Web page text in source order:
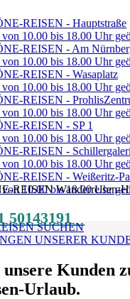
im
Kanada
REISEN - Hauptstraße
von 10.00 bis 18.00 Uhr
REISEN - Am
von 10.00 bis 18.00 Uhr
REISEN - Wasaplatz
von 10.00 bis 18.00 Uhr
REISEN -
von 10.00 bis 18.00 Uhr
REISEN - SP 1
von 10.00 bis 18.00 Uhr
REISEN -
von 10.00 bis 18.00 Uhr
REISEN - Weißeritz-
von 10.00 bis 18.00 Uhr
50143191
SUCHEN
UNSERER
unsere Kunden
Urlaub.